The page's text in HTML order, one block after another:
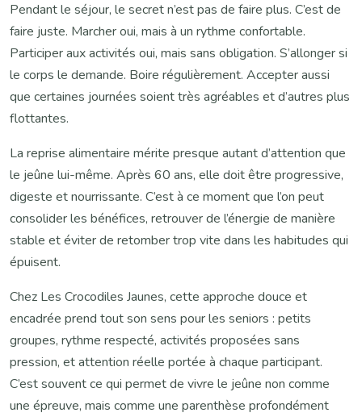
Pendant le séjour, le secret n’est pas de faire plus. C’est de
faire juste. Marcher oui, mais à un rythme confortable.
Participer aux activités oui, mais sans obligation. S’allonger si
le corps le demande. Boire régulièrement. Accepter aussi
que certaines journées soient très agréables et d’autres plus
flottantes.
La reprise alimentaire mérite presque autant d’attention que
le jeûne lui-même. Après 60 ans, elle doit être progressive,
digeste et nourrissante. C’est à ce moment que l’on peut
consolider les bénéfices, retrouver de l’énergie de manière
stable et éviter de retomber trop vite dans les habitudes qui
épuisent.
Chez Les Crocodiles Jaunes, cette approche douce et
encadrée prend tout son sens pour les seniors : petits
groupes, rythme respecté, activités proposées sans
pression, et attention réelle portée à chaque participant.
C’est souvent ce qui permet de vivre le jeûne non comme
une épreuve, mais comme une parenthèse profondément